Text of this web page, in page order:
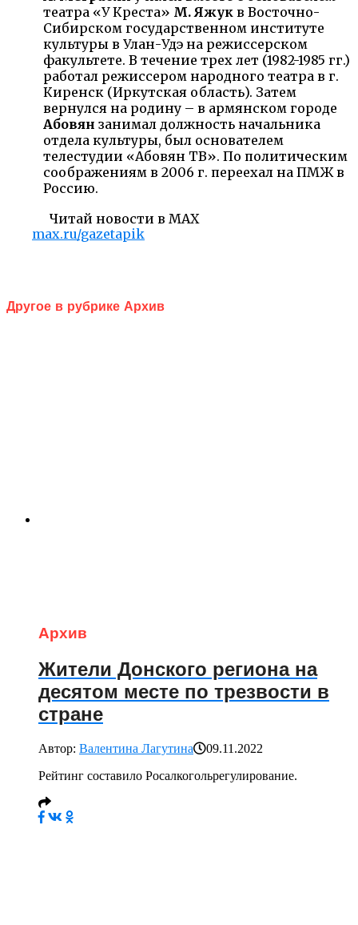
театра «У Креста» М. Яжук в Восточно-
Сибирском государственном институте
культуры в Улан-Удэ на режиссерском
факультете. В течение трех лет (1982-1985 гг.)
работал режиссером народного театра в г.
Киренск (Иркутская область). Затем
вернулся на родину – в армянском городе
Абовян занимал должность начальника
отдела культуры, был основателем
телестудии «Абовян ТВ». По политическим
соображениям в 2006 г. переехал на ПМЖ в
Россию.
Читай новости в MAX
max.ru/gazetapik
Другое в рубрике Архив
Архив
Жители Донского региона на
десятом месте по трезвости в
стране
Автор: Валентина Лагутина
09.11.2022
Рейтинг составило Росалкогольрегулирование.